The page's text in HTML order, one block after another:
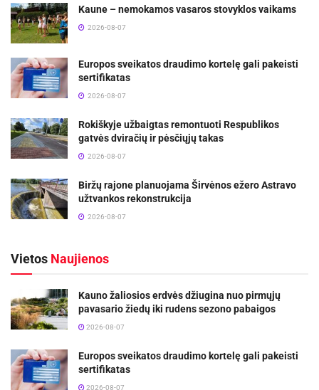
Kaune – nemokamos vasaros stovyklos vaikams
2026-08-07
Europos sveikatos draudimo kortelę gali pakeisti
sertifikatas
2026-08-07
Rokiškyje užbaigtas remontuoti Respublikos
gatvės dviračių ir pėsčiųjų takas
2026-08-07
Biržų rajone planuojama Širvėnos ežero Astravo
užtvankos rekonstrukcija
2026-08-07
Vietos Naujienos
Kauno žaliosios erdvės džiugina nuo pirmųjų
pavasario žiedų iki rudens sezono pabaigos
2026-08-07
Europos sveikatos draudimo kortelę gali pakeisti
sertifikatas
2026-08-07